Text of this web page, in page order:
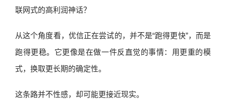
联网式的高利润神话？
从这个角度看，优信正在尝试的，并不是“跑得更快”，而是
跑得更稳。它更像是在做一件反直觉的事情：用更重的模
式，换取更长期的确定性。
这条路并不性感，却可能更接近现实。